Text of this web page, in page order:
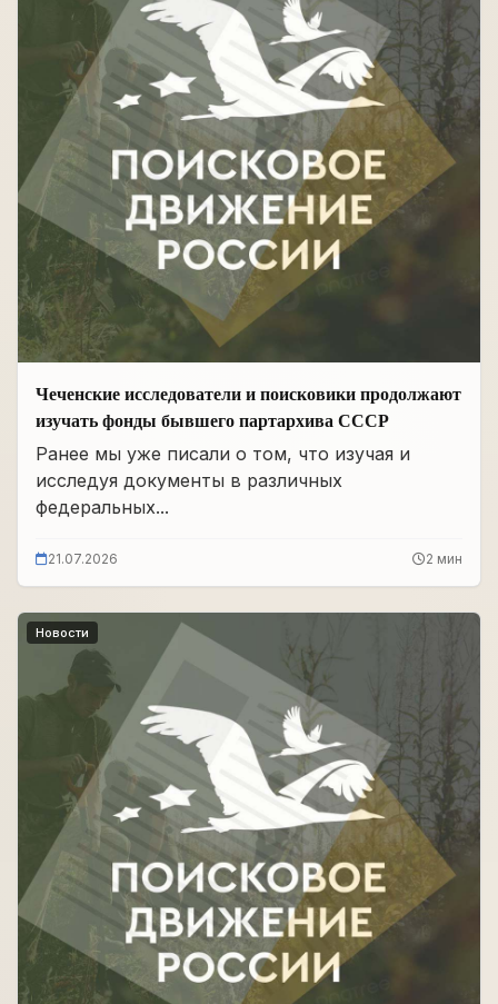
Чеченские исследователи и поисковики продолжают
изучать фонды бывшего партархива СССР
Ранее мы уже писали о том, что изучая и
исследуя документы в различных
федеральных...
21.07.2026 2 мин
Новости